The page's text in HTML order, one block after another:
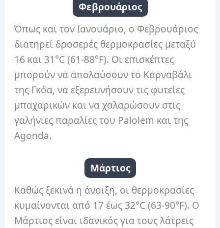
Φεβρουάριος
Όπως και τον Ιανουάριο, ο Φεβρουάριος
διατηρεί δροσερές θερμοκρασίες μεταξύ
16 και 31°C (61-88°F). Οι επισκέπτες
μπορούν να απολαύσουν το Καρναβάλι
της Γκόα, να εξερευνήσουν τις φυτείες
μπαχαρικών και να χαλαρώσουν στις
γαλήνιες παραλίες του Palolem και της
Agonda.
Μάρτιος
Καθώς ξεκινά η άνοιξη, οι θερμοκρασίες
κυμαίνονται από 17 έως 32°C (63-90°F). Ο
Μάρτιος είναι ιδανικός για τους λάτρεις